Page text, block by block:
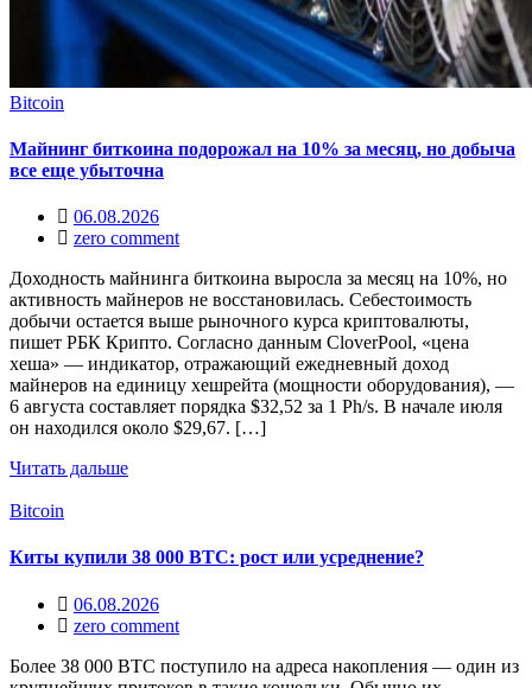
Bitcoin
Майнинг биткоина подорожал на 10% за месяц, но добыча
все еще убыточна
06.08.2026
zero comment
Доходность майнинга биткоина выросла за месяц на 10%, но
активность майнеров не восстановилась. Себестоимость
добычи остается выше рыночного курса криптовалюты,
пишет РБК Крипто. Согласно данным CloverPool, «цена
хеша» — индикатор, отражающий ежедневный доход
майнеров на единицу хешрейта (мощности оборудования), —
6 августа составляет порядка $32,52 за 1 Ph/s. В начале июля
он находился около $29,67. […]
Читать дальше
Bitcoin
Киты купили 38 000 BTC: рост или усреднение?
06.08.2026
zero comment
Более 38 000 BTC поступило на адреса накопления — один из